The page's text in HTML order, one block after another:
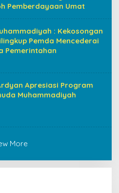
Pemberdayaan Umat
: Kekosongan
Pemda Mencederai
Pemerintahan
Apresiasi Program
Muhammadiyah
More